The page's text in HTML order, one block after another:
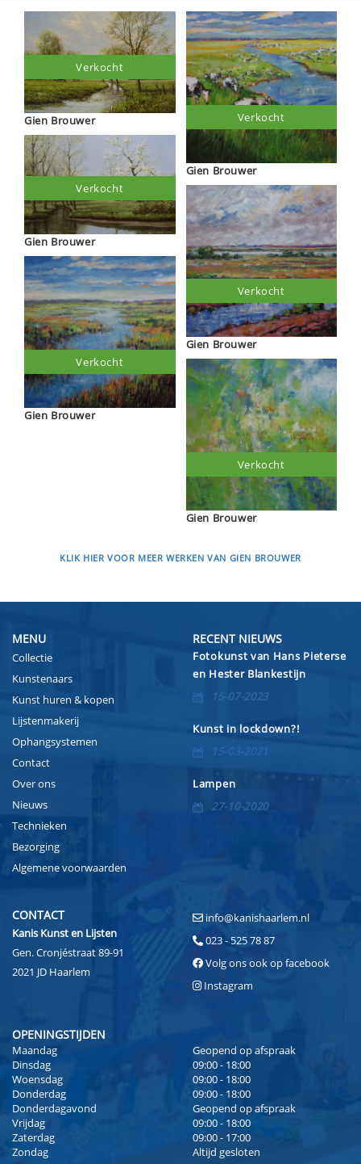
Gien Brouwer
Verkocht
Gien Brouwer
Verkocht
Gien Brouwer
Verkocht
Gien Brouwer
Verkocht
Gien Brouwer
Verkocht
Gien Brouwer
Verkocht
KLIK HIER VOOR MEER WERKEN VAN GIEN BROUWER
MENU
Collectie
Kunstenaars
Kunst huren & kopen
Lijstenmakerij
Ophangsystemen
Contact
Over ons
Nieuws
Technieken
Bezorging
Algemene voorwaarden
RECENT NIEUWS
Fotokunst van Hans Pieterse
en Hester Blankestijn
15-07-2023
Kunst in lockdown?!
15-03-2021
Lampen
27-10-2020
CONTACT
Kanis Kunst en Lijsten
Gen. Cronjéstraat 89-91
2021 JD Haarlem
info@kanishaarlem.nl
023 - 525 78 87
Volg ons ook op facebook
Instagram
OPENINGSTIJDEN
Maandag
Geopend op afspraak
Dinsdag
09:00 - 18:00
Woensdag
09:00 - 18:00
Donderdag
09:00 - 18:00
Donderdagavond
Geopend op afspraak
Vrijdag
09:00 - 18:00
Zaterdag
09:00 - 17:00
Zondag
Altijd gesloten